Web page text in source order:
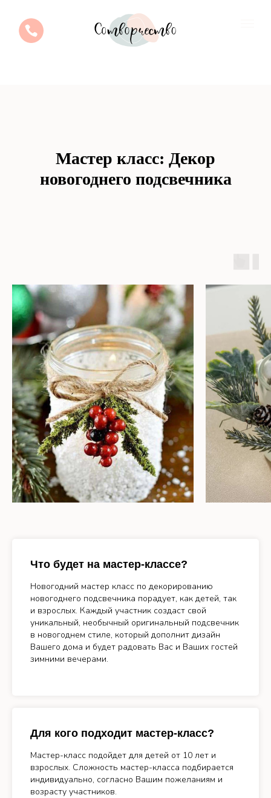
Мастер класс: Декор
новогоднего подсвечника
Что будет на мастер-классе?
Новогодний мастер класс по декорированию
новогоднего подсвечника порадует, как детей, так
и взрослых. Каждый участник создаст свой
уникальный, необычный оригинальный подсвечник
в новогоднем стиле, который дополнит дизайн
Вашего дома и будет радовать Вас и Ваших гостей
зимними вечерами.
Для кого подходит мастер-класс?
Мастер-класс подойдет для детей от 10 лет и
взрослых. Сложность мастер-класса подбирается
индивидуально, согласно Вашим пожеланиям и
возрасту участников.